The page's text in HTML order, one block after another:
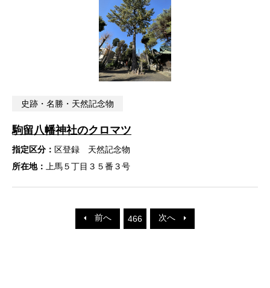
史跡・名勝・天然記念物
駒留八幡神社のクロマツ
指定区分： 区登録 天然記念物
所在地：
上馬５丁目３５番３号
前へ 466 次へ